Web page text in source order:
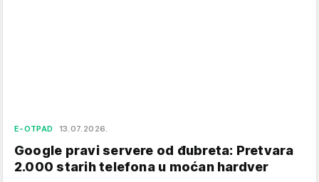
E-OTPAD 13.07.2026.
Google pravi servere od đubreta: Pretvara
2.000 starih telefona u moćan hardver